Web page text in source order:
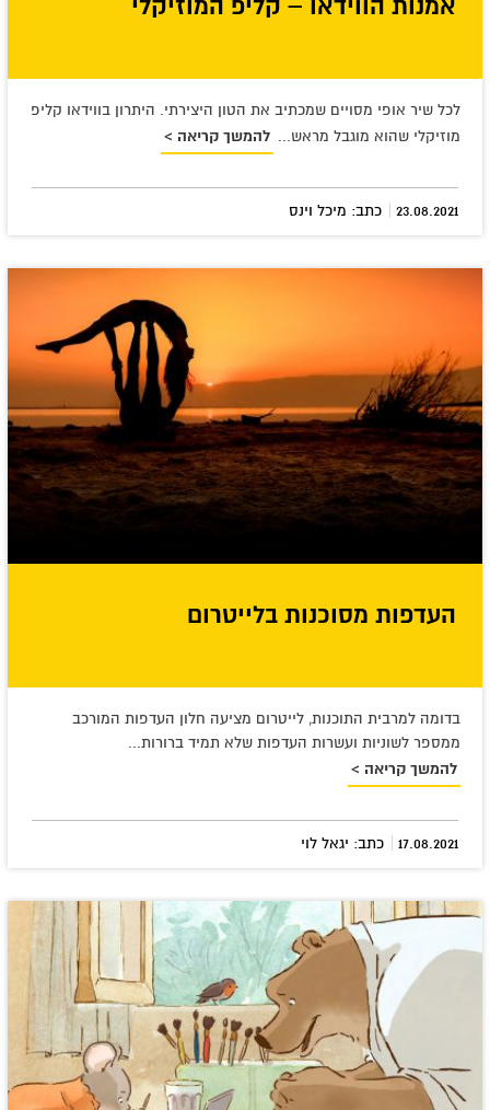
אמנות הווידאו – קליפ המוזיקלי
לכל שיר אופי מסויים שמכתיב את הטון היצירתי. היתרון בווידאו קליפ
מוזיקלי שהוא מוגבל מראש... להמשך קריאה >
23.08.2021
| כתב: מיכל וינס
העדפות מסוכנות בלייטרום
בדומה למרבית התוכנות, לייטרום מציעה חלון העדפות המורכב
ממספר לשוניות ועשרות העדפות שלא תמיד ברורות...
להמשך קריאה >
17.08.2021
| כתב: יגאל לוי